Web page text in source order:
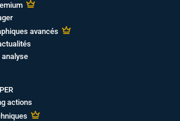
avancés
analyse
actions